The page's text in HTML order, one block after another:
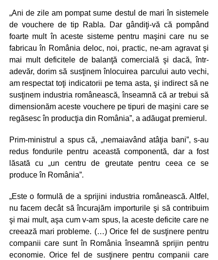
„Ani de zile am pompat sume destul de mari în sistemele
de vouchere de tip Rabla. Dar gândiţi-vă că pompând
foarte mult în aceste sisteme pentru maşini care nu se
fabricau în România deloc, noi, practic, ne-am agravat şi
mai mult deficitele de balanţă comercială şi dacă, într-
adevăr, dorim să susţinem înlocuirea parcului auto vechi,
am respectat toţi indicatorii pe tema asta, şi indirect să ne
susţinem industria românească, înseamnă că ar trebui să
dimensionăm aceste vouchere pe tipuri de maşini care se
regăsesc în producţia din România”, a adăugat premierul.
Prim-ministrul a spus că, „nemaiavând atâţia bani”, s-au
redus fondurile pentru această componentă, dar a fost
lăsată cu „un centru de greutate pentru ceea ce se
produce în România”.
„Este o formulă de a sprijini industria românească. Altfel,
nu facem decât să încurajăm importurile şi să contribuim
şi mai mult, aşa cum v-am spus, la aceste deficite care ne
creează mari probleme. (…) Orice fel de susţinere pentru
companii care sunt în România înseamnă sprijin pentru
economie. Orice fel de susţinere pentru companii care